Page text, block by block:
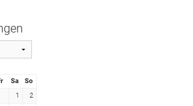
Sa
So
1
2